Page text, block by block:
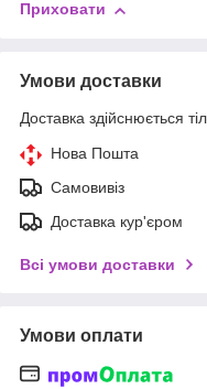
Приховати
Умови доставки
Доставка здійснюється
Нова Пошта
Самовивіз
Доставка кур'єром
Всі умови доставки
Умови оплати